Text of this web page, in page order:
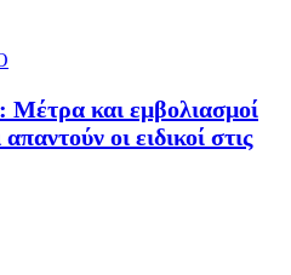
και εμβολιασμοί
οι ειδικοί στις